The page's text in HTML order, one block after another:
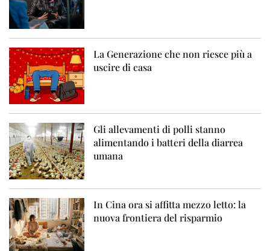
La Generazione che non riesce più a
uscire di casa
Gli allevamenti di polli stanno
alimentando i batteri della diarrea
umana
In Cina ora si affitta mezzo letto: la
nuova frontiera del risparmio